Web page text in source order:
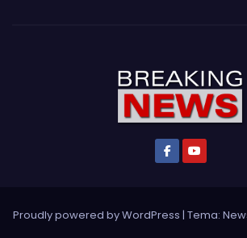
Proudly powered by WordPress | Tema: